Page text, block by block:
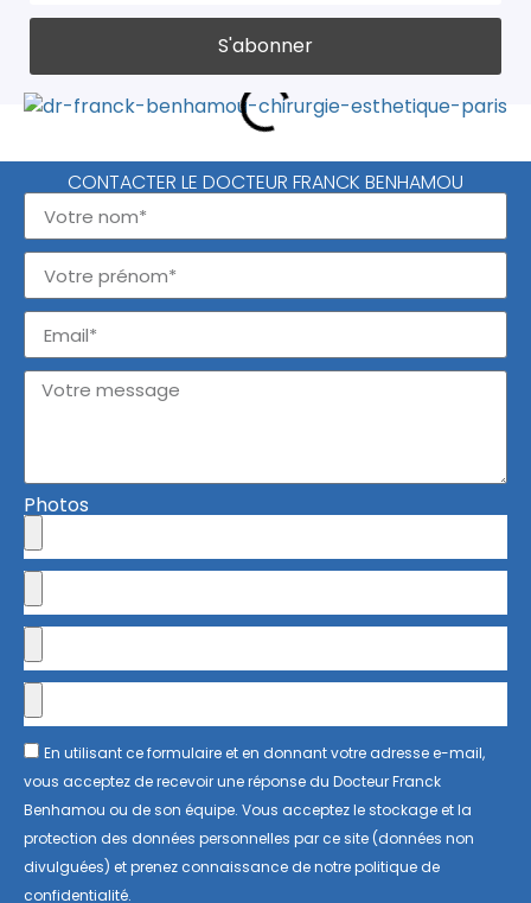
CONTACTER LE DOCTEUR FRANCK BENHAMOU
Photos
En utilisant ce formulaire et en donnant votre adresse e-mail,
vous acceptez de recevoir une réponse du Docteur Franck
Benhamou ou de son équipe. Vous acceptez le stockage et la
protection des données personnelles par ce site (données non
divulguées) et prenez connaissance de notre politique de
confidentialité.